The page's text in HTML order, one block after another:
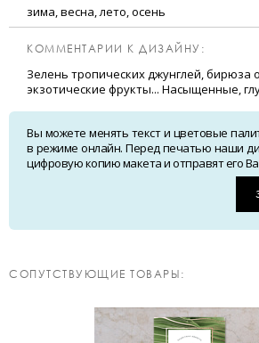
зима, весна, лето, осень
КОММЕНТАРИИ К ДИЗАЙНУ:
Зелень тропических джунглей, бирюза
экзотические фрукты... Насыщенные,
Вы можете менять текст и цветовые
в режиме онлайн. Перед печатью наши
цифровую копию макета и отправят его
CОПУТСТВУЮЩИЕ ТОВАРЫ: